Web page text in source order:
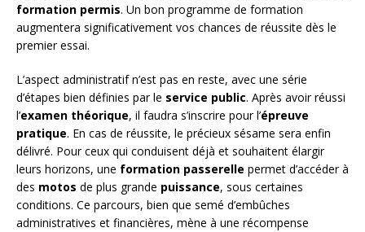
formation permis. Un bon programme de formation
augmentera significativement vos chances de réussite dès le
premier essai.
L’aspect administratif n’est pas en reste, avec une série
d’étapes bien définies par le service public. Après avoir réussi
l’examen théorique, il faudra s’inscrire pour l’épreuve
pratique. En cas de réussite, le précieux sésame sera enfin
délivré. Pour ceux qui conduisent déjà et souhaitent élargir
leurs horizons, une formation passerelle permet d’accéder à
des motos de plus grande puissance, sous certaines
conditions. Ce parcours, bien que semé d’embûches
administratives et financières, mène à une récompense